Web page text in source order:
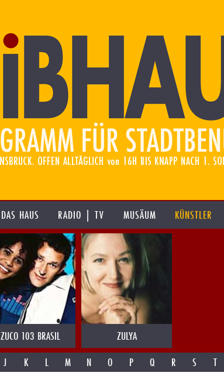
DAS HAUS RADIO | TV MUSÄUM KÜNSTLER
ZUCO 103 BRASIL
ZULYA
J K L M N O P Q R S T